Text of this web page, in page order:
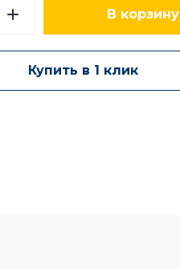
В корзину
Купить в 1 клик